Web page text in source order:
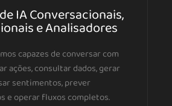
IA Conversacionais,
e Analisadores
capazes de conversar com
ações, consultar dados, gerar
sentimentos, prever
e operar fluxos completos.